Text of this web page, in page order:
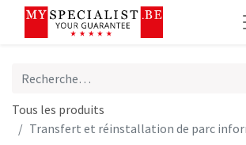
Tous les produits
Transfert et réinstallation de parc